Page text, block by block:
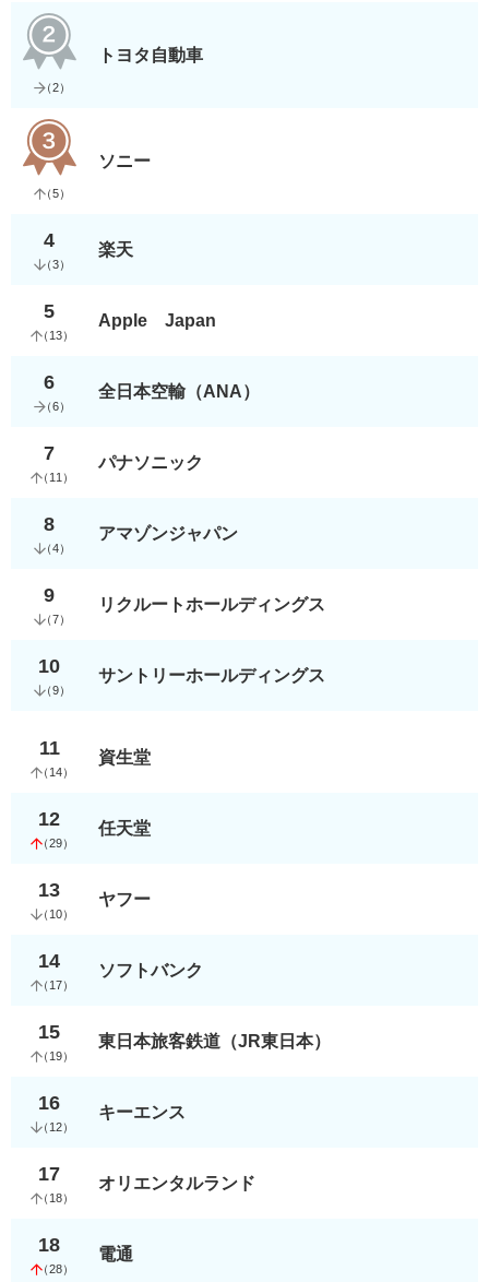
（2）
トヨタ自動車
（5）
ソニー
4
（3）
楽天
5
（ 13）
Apple Japan
6
（6）
全日本空輸（ANA）
7
（ 11 ）
パナソニック
8
（4）
アマゾンジャパン
9
（7）
リクルートホールディングス
10
（9）
サントリーホールディングス
11
（ 14）
資生堂
12
（29）
任天堂
13
（ 10）
ヤフー
14
（ 17）
ソフトバンク
15
（ 19）
東日本旅客鉄道（JR東日本）
16
（ 12）
キーエンス
17
（ 18）
オリエンタルランド
18
（28）
電通